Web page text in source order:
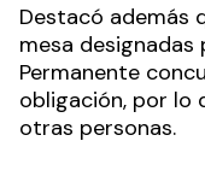
Destacó además
mesa designadas
Permanente
obligación, por lo
otras personas.